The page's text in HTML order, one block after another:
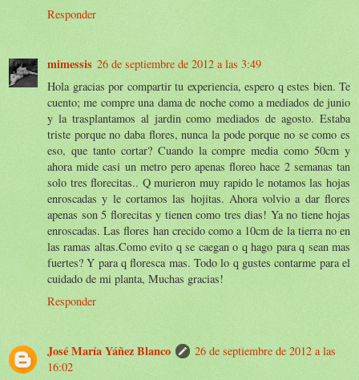
Responder
mimessis 26 de septiembre de 2012 a las 3:49
Hola gracias por compartir tu experiencia, espero q estes bien. Te
cuento; me compre una dama de noche como a mediados de junio
y la trasplantamos al jardin como mediados de agosto. Estaba
triste porque no daba flores, nunca la pode porque no se como es
eso, que tanto cortar? Cuando la compre media como 50cm y
ahora mide casi un metro pero apenas floreo hace 2 semanas tan
solo tres florecitas.. Q murieron muy rapido le notamos las hojas
enroscadas y le cortamos las hojitas. Ahora volvio a dar flores
apenas son 5 florecitas y tienen como tres dias! Ya no tiene hojas
enroscadas. Las flores han crecido como a 10cm de la tierra no en
las ramas altas.Como evito q se caegan o q hago para q sean mas
fuertes? Y para q floresca mas. Todo lo q gustes contarme para el
cuidado de mi planta, Muchas gracias!
Responder
José María Yáñez Blanco
26 de septiembre de 2012 a las
16:02